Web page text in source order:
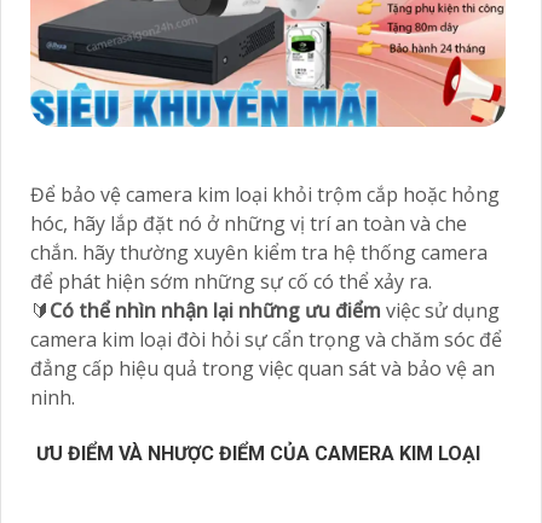
Để bảo vệ camera kim loại khỏi trộm cắp hoặc hỏng
hóc, hãy lắp đặt nó ở những vị trí an toàn và che
chắn. hãy thường xuyên kiểm tra hệ thống camera
để phát hiện sớm những sự cố có thể xảy ra.
🔰Có thể nhìn nhận lại những ưu điểm việc sử dụng
camera kim loại đòi hỏi sự cẩn trọng và chăm sóc để
đẳng cấp hiệu quả trong việc quan sát và bảo vệ an
ninh.
ƯU ĐIỂM VÀ NHƯỢC ĐIỂM CỦA CAMERA KIM LOẠI